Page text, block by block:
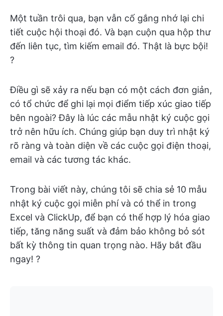
Một tuần trôi qua, bạn vẫn cố gắng nhớ lại chi
tiết cuộc hội thoại đó. Và bạn cuộn qua hộp thư
đến liên tục, tìm kiếm email đó. Thật là bực bội!
?
Điều gì sẽ xảy ra nếu bạn có một cách đơn giản,
có tổ chức để ghi lại mọi điểm tiếp xúc giao tiếp
bên ngoài? Đây là lúc các mẫu nhật ký cuộc gọi
trở nên hữu ích. Chúng giúp bạn duy trì nhật ký
rõ ràng và toàn diện về các cuộc gọi điện thoại,
email và các tương tác khác.
Trong bài viết này, chúng tôi sẽ chia sẻ 10 mẫu
nhật ký cuộc gọi miễn phí và có thể in trong
Excel và ClickUp, để bạn có thể hợp lý hóa giao
tiếp, tăng năng suất và đảm bảo không bỏ sót
bất kỳ thông tin quan trọng nào. Hãy bắt đầu
ngay! ?